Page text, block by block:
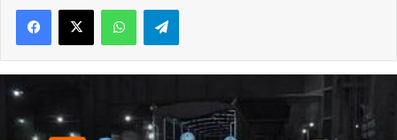
Facebook
X WhatsAppTelegram